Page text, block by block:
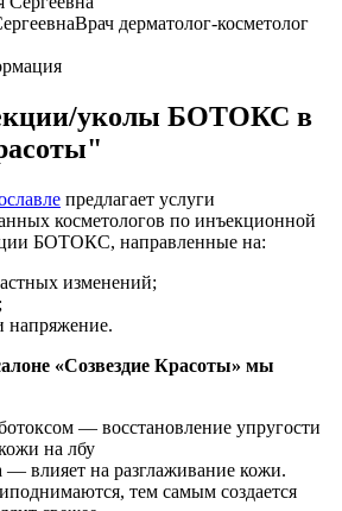
Врач дерматолог-косметолог
уколы БОТОКС в
предлагает услуги
косметологов по инъекционной
БОТОКС, направленные на:
изменений;
напряжение.
«Созвездие Красоты» мы
— восстановление упругости
на лбу
— влияет на разглаживание кожи.
тем самым создается